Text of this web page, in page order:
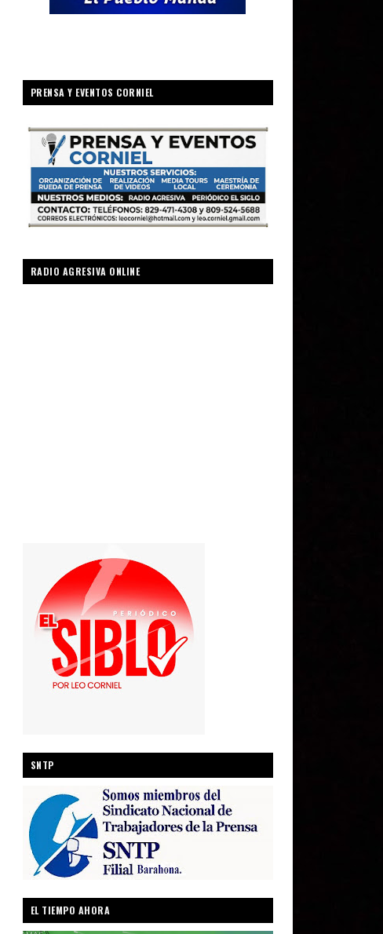
PRENSA Y EVENTOS CORNIEL
RADIO AGRESIVA ONLINE
SNTP
EL TIEMPO AHORA